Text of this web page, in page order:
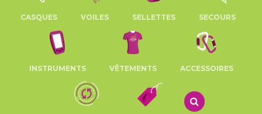
CASQUES VOILES SELLETTES SECOURS
INSTRUMENTS VÊTEMENTS ACCESSOIRES